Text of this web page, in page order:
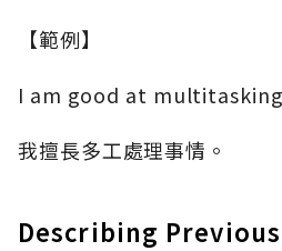
【範例】
I am good at
我擅長多工處理事情。
Describing